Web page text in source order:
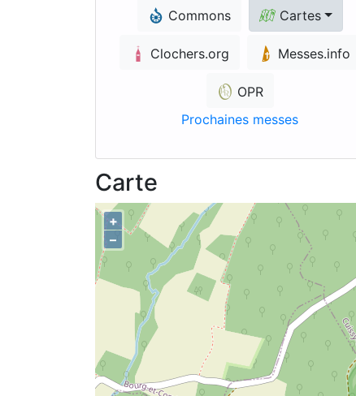
Commons Cartes
Clochers.org Messes.info
OPR
Prochaines messes
Carte
+
–